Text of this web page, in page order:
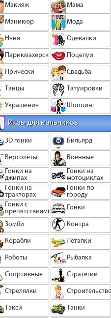
Макияж
Мама
Маникюр
Мода
Няня
Одевалки
Парикмахерская
Поцелуи
Прически
Свадьба
Танцы
Татуировки
Украшения
Шоппинг
Игры для мальчиков
3D гонки
Бильярд
Вертолёты
Военные
Гонки на
джипах
Гонки на
мотоциклах
Гонки на
тракторах
Гонки по
городу
Гонки с
препятствиями
Гонки
Зомби
Контра
Корабли
Леталки
Роботы
Рыбалка
Спортивные
Стратегии
Стрелялки
Строительство
Такси
Танки